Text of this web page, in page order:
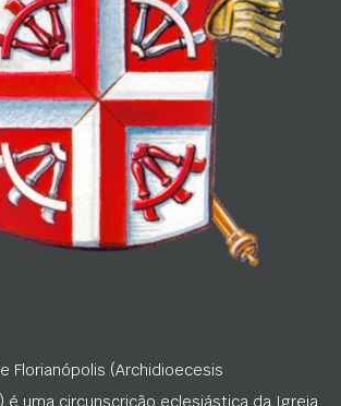
Florianópolis (Archidioecesis
é uma circunscrição eclesiástica da Igreja